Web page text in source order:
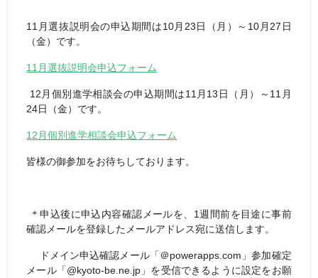
11月選抜説明会の申込期間は10月23日（月）～10月27日
（金）です。
11月選抜説明会申込フォーム
12月個別進学相談会の申込期間は11月13日（月）～11月
24日（金）です。
12月個別進学相談会申込フォーム
皆様の御参加をお待ちしております。
＊申込後に申込内容確認メールを、 1週間前を目途に事前
確認メールを登録したメールアドレス宛に送信します。
ドメイン申込確認メール「＠powerapps.com 」参加確定
メール「@kyoto-be.ne.jp 」を受信できるように設定をお願